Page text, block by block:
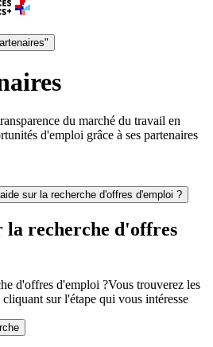
du marché du travail en
d'emploi grâce à ses partenaires
sur la recherche d'offres d'emploi ?
la recherche d'offres
d'offres d'emploi ?Vous trouverez les
sur l'étape qui vous intéresse